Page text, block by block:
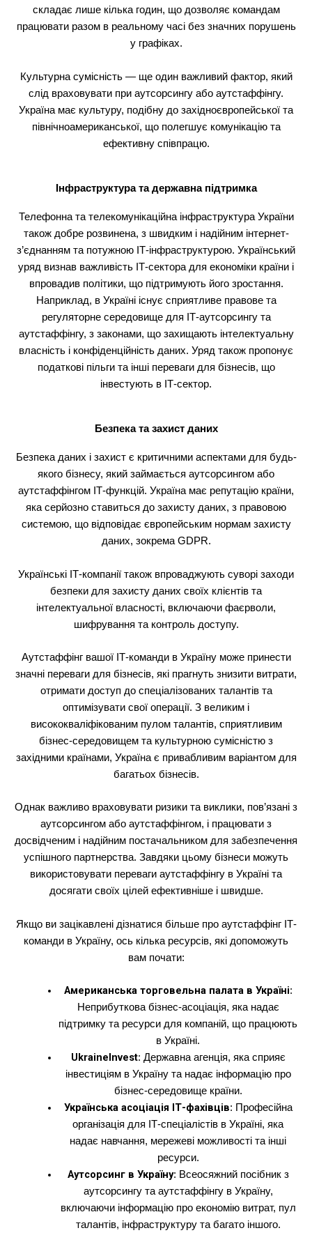
складає лише кілька годин, що дозволяє командам
працювати разом в реальному часі без значних порушень
у графіках.
Культурна сумісність — ще один важливий фактор, який
слід враховувати при аутсорсингу або аутстаффінгу.
Україна має культуру, подібну до західноєвропейської та
північноамериканської, що полегшує комунікацію та
ефективну співпрацю.
Інфраструктура та державна підтримка
Телефонна та телекомунікаційна інфраструктура України
також добре розвинена, з швидким і надійним інтернет-
з’єднанням та потужною ІТ-інфраструктурою. Український
уряд визнав важливість ІТ-сектора для економіки країни і
впровадив політики, що підтримують його зростання.
Наприклад, в Україні існує сприятливе правове та
регуляторне середовище для ІТ-аутсорсингу та
аутстаффінгу, з законами, що захищають інтелектуальну
власність і конфіденційність даних. Уряд також пропонує
податкові пільги та інші переваги для бізнесів, що
інвестують в ІТ-сектор.
Безпека та захист даних
Безпека даних і захист є критичними аспектами для будь-
якого бізнесу, який займається аутсорсингом або
аутстаффінгом ІТ-функцій. Україна має репутацію країни,
яка серйозно ставиться до захисту даних, з правовою
системою, що відповідає європейським нормам захисту
даних, зокрема GDPR.
Українські ІТ-компанії також впроваджують суворі заходи
безпеки для захисту даних своїх клієнтів та
інтелектуальної власності, включаючи фаєрволи,
шифрування та контроль доступу.
Аутстаффінг вашої ІТ-команди в Україну може принести
значні переваги для бізнесів, які прагнуть знизити витрати,
отримати доступ до спеціалізованих талантів та
оптимізувати свої операції. З великим і
висококваліфікованим пулом талантів, сприятливим
бізнес-середовищем та культурною сумісністю з
західними країнами, Україна є привабливим варіантом для
багатьох бізнесів.
Однак важливо враховувати ризики та виклики, пов’язані з
аутсорсингом або аутстаффінгом, і працювати з
досвідченим і надійним постачальником для забезпечення
успішного партнерства. Завдяки цьому бізнеси можуть
використовувати переваги аутстаффінгу в Україні та
досягати своїх цілей ефективніше і швидше.
Якщо ви зацікавлені дізнатися більше про аутстаффінг ІТ-
команди в Україну, ось кілька ресурсів, які допоможуть
вам почати:
Американська торговельна палата в Україні:
Неприбуткова бізнес-асоціація, яка надає
підтримку та ресурси для компаній, що працюють
в Україні.
UkraineInvest: Державна агенція, яка сприяє
інвестиціям в Україну та надає інформацію про
бізнес-середовище країни.
Українська асоціація ІТ-фахівців: Професійна
організація для ІТ-спеціалістів в Україні, яка
надає навчання, мережеві можливості та інші
ресурси.
Аутсорсинг в Україну: Всеосяжний посібник з
аутсорсингу та аутстаффінгу в Україну,
включаючи інформацію про економію витрат, пул
талантів, інфраструктуру та багато іншого.